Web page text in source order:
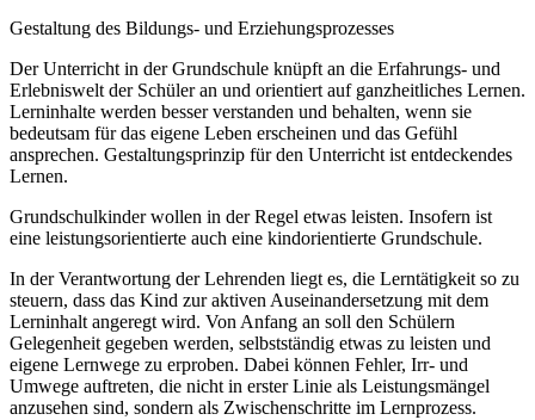
Gestaltung des Bildungs- und Erziehungsprozesses
Der Unterricht in der Grundschule knüpft an die Erfahrungs- und
Erlebniswelt der Schüler an und orientiert auf ganzheitliches Lernen.
Lerninhalte werden besser verstanden und behalten, wenn sie
bedeutsam für das eigene Leben erscheinen und das Gefühl
ansprechen. Gestaltungsprinzip für den Unterricht ist entdeckendes
Lernen.
Grundschulkinder wollen in der Regel etwas leisten. Insofern ist
eine leistungsorientierte auch eine kindorientierte Grundschule.
In der Verantwortung der Lehrenden liegt es, die Lerntätigkeit so zu
steuern, dass das Kind zur aktiven Auseinandersetzung mit dem
Lerninhalt angeregt wird. Von Anfang an soll den Schülern
Gelegenheit gegeben werden, selbstständig etwas zu leisten und
eigene Lernwege zu erproben. Dabei können Fehler, Irr- und
Umwege auftreten, die nicht in erster Linie als Leistungsmängel
anzusehen sind, sondern als Zwischenschritte im Lernprozess.